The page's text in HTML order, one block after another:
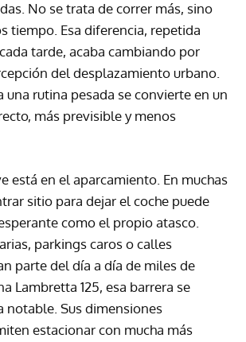
No se trata de correr más, sino
tiempo. Esa diferencia, repetida
tarde, acaba cambiando por
del desplazamiento urbano.
una rutina pesada se convierte en un
más previsible y menos
está en el aparcamiento. En muchas
sitio para dejar el coche puede
como el propio atasco.
parkings caros o calles
parte del día a día de miles de
Lambretta 125, esa barrera se
notable. Sus dimensiones
estacionar con mucha más